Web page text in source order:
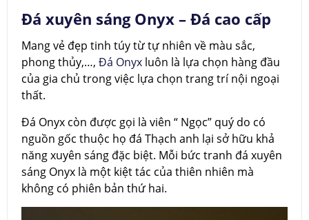
Đá xuyên sáng Onyx – Đá cao cấp
Mang vẻ đẹp tinh túy từ tự nhiên về màu sắc,
phong thủy,…, Đá Onyx luôn là lựa chọn hàng đầu
của gia chủ trong việc lựa chọn trang trí nội ngoại
thất.
Đá Onyx còn được gọi là viên “ Ngọc” quý do có
nguồn gốc thuộc họ đá Thạch anh lại sở hữu khả
năng xuyên sáng đặc biệt. Mỗi bức tranh đá xuyên
sáng Onyx là một kiệt tác của thiên nhiên mà
không có phiên bản thứ hai.